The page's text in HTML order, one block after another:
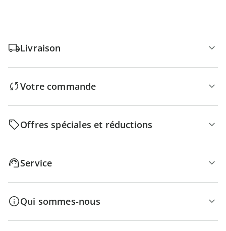
Livraison
Votre commande
Offres spéciales et réductions
Service
Qui sommes-nous